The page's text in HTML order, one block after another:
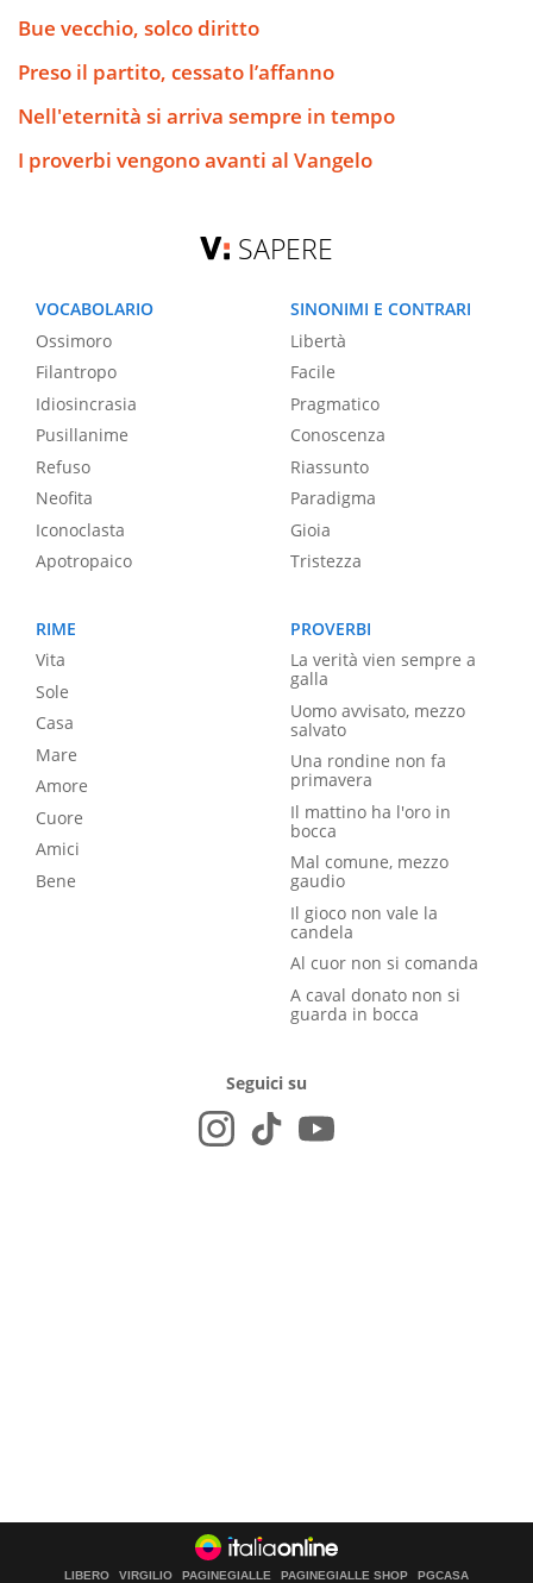
Bue vecchio, solco diritto
Preso il partito, cessato l’affanno
Nell'eternità si arriva sempre in tempo
I proverbi vengono avanti al Vangelo
SAPERE
VOCABOLARIO
Ossimoro
Filantropo
Idiosincrasia
Pusillanime
Refuso
Neofita
Iconoclasta
Apotropaico
SINONIMI E CONTRARI
Libertà
Facile
Pragmatico
Conoscenza
Riassunto
Paradigma
Gioia
Tristezza
RIME
Vita
Sole
Casa
Mare
Amore
Cuore
Amici
Bene
PROVERBI
La verità vien sempre a
galla
Uomo avvisato, mezzo
salvato
Una rondine non fa
primavera
Il mattino ha l'oro in
bocca
Mal comune, mezzo
gaudio
Il gioco non vale la
candela
Al cuor non si comanda
A caval donato non si
guarda in bocca
Seguici su
LIBERO VIRGILIO PAGINEGIALLE PAGINEGIALLE SHOP PGCASA